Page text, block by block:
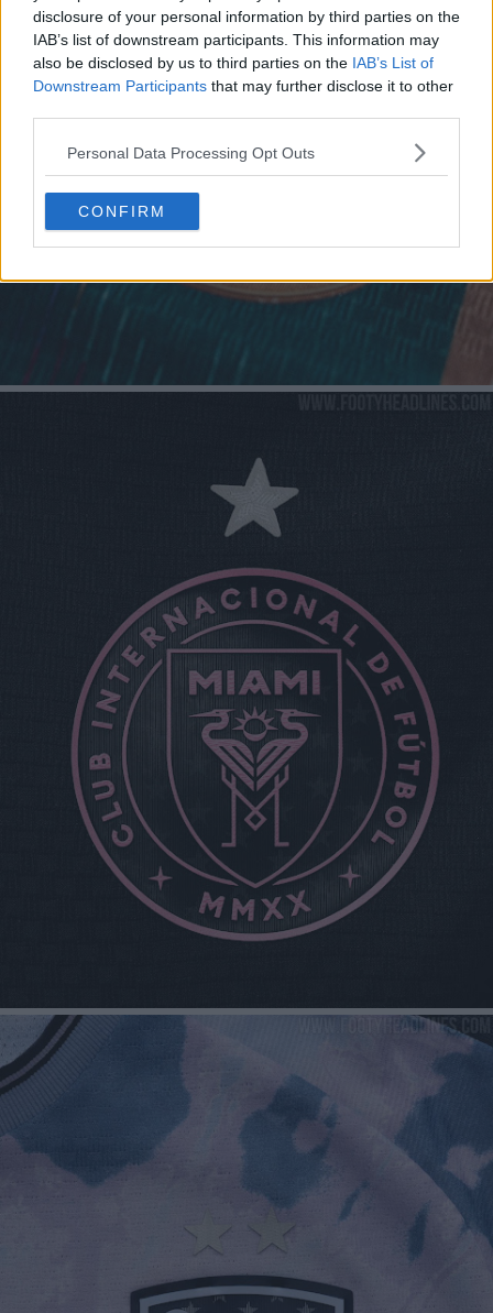
disclosure of your personal information by third parties on the
IAB’s list of downstream participants. This information may
also be disclosed by us to third parties on the IAB’s List of
Downstream Participants that may further disclose it to other
Personal Data Processing Opt Outs
CONFIRM